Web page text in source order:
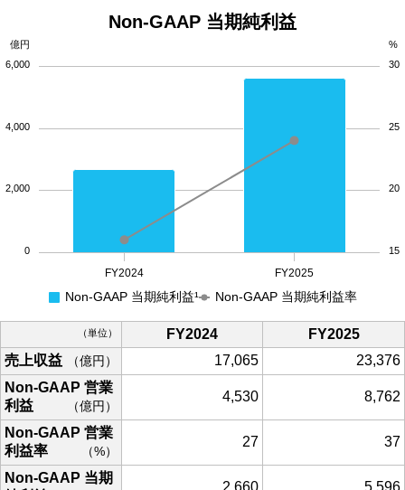
Non-GAAP 当期純利益
億円 %
FY2024 FY2025
0
2,000
4,000
6,000
15
20
25
30
Non-GAAP 当期純利益¹ Non-GAAP 当期純利益率
単位 FY2024
FY2025
売上収益
億円 17,065
23,376
Non-GAAP 営業
利益
億円
4,530 8,762
Non-GAAP 営業
利益率
%
27 37
Non-GAAP 当期
2,660 5,596